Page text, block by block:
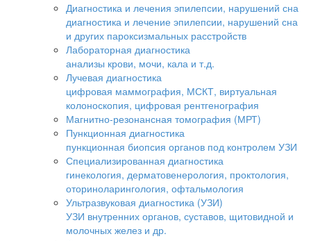
Диагностика и лечения эпилепсии, нарушений сна
диагностика и лечение эпилепсии, нарушений сна
и других пароксизмальных расстройств
Лабораторная диагностика
анализы крови, мочи, кала и т.д.
Лучевая диагностика
цифровая маммография, МСКТ, виртуальная
колоноскопия, цифровая рентгенография
Магнитно-резонансная томография (МРТ)
Пункционная диагностика
пункционная биопсия органов под контролем УЗИ
Специализированная диагностика
гинекология, дерматовенерология, проктология,
оториноларингология, офтальмология
Ультразвуковая диагностика (УЗИ)
УЗИ внутренних органов, суставов, щитовидной и
молочных желез и др.